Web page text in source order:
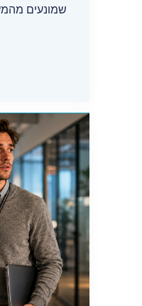
שמונעים